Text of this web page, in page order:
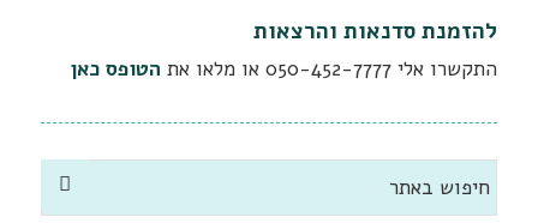
להזמנת סדנאות והרצאות
התקשרו אלי 050-452-7777או מלאו את הטופס כאן